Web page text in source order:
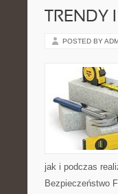
TRENDY
POSTED BY
jak i podczas
Bezpieczeństwo